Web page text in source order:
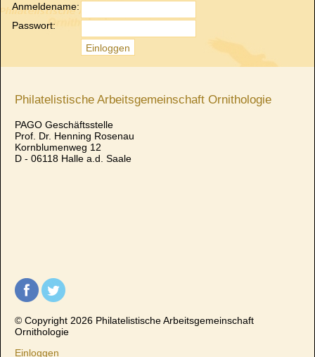
Anmeldename:
Passwort:
Philatelistische Arbeitsgemeinschaft Ornithologie
PAGO Geschäftsstelle
Prof. Dr. Henning Rosenau
Kornblumenweg 12
D - 06118 Halle a.d. Saale
© Copyright 2026 Philatelistische Arbeitsgemeinschaft
Ornithologie
Einloggen